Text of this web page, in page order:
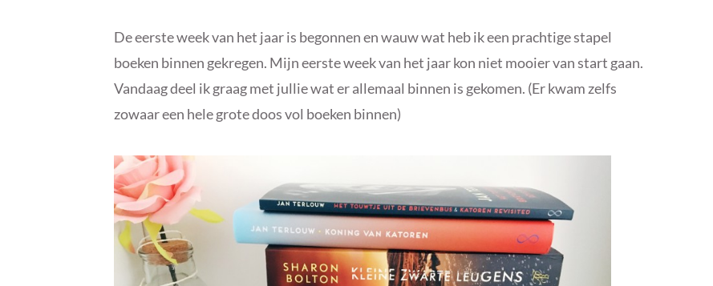
De eerste week van het jaar is begonnen en wauw wat heb ik een prachtige stapel
boeken binnen gekregen. Mijn eerste week van het jaar kon niet mooier van start gaan.
Vandaag deel ik graag met jullie wat er allemaal binnen is gekomen. (Er kwam zelfs
zowaar een hele grote doos vol boeken binnen)